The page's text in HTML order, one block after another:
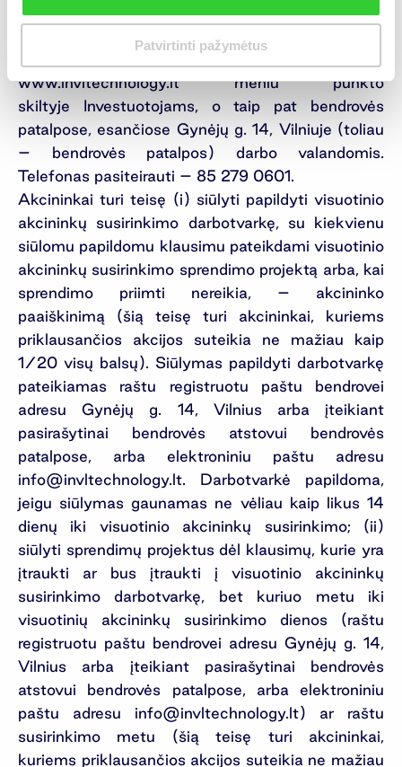
Patvirtinti pažymėtus
susirinkimui, ir kita informacija, susijusia su
akcininko teisių įgyvendinimu, akcininkai gali
susipažinti bendrovės interneto svetainėje
www.invltechnology.lt meniu punkto
skiltyje Investuotojams, o taip pat bendrovės
patalpose, esančiose Gynėjų g. 14, Vilniuje (toliau
– bendrovės patalpos) darbo valandomis.
Telefonas pasiteirauti – 85 279 0601.
Akcininkai turi teisę (i) siūlyti papildyti visuotinio
akcininkų susirinkimo darbotvarkę, su kiekvienu
siūlomu papildomu klausimu pateikdami visuotinio
akcininkų susirinkimo sprendimo projektą arba, kai
sprendimo priimti nereikia, – akcininko
paaiškinimą (šią teisę turi akcininkai, kuriems
priklausančios akcijos suteikia ne mažiau kaip
1/20 visų balsų). Siūlymas papildyti darbotvarkę
pateikiamas raštu registruotu paštu bendrovei
adresu Gynėjų g. 14, Vilnius arba įteikiant
pasirašytinai bendrovės atstovui bendrovės
patalpose, arba elektroniniu paštu adresu
info@invltechnology.lt. Darbotvarkė papildoma,
jeigu siūlymas gaunamas ne vėliau kaip likus 14
dienų iki visuotinio akcininkų susirinkimo; (ii)
siūlyti sprendimų projektus dėl klausimų, kurie yra
įtraukti ar bus įtraukti į visuotinio akcininkų
susirinkimo darbotvarkę, bet kuriuo metu iki
visuotinių akcininkų susirinkimo dienos (raštu
registruotu paštu bendrovei adresu Gynėjų g. 14,
Vilnius arba įteikiant pasirašytinai bendrovės
atstovui bendrovės patalpose, arba elektroniniu
paštu adresu info@invltechnology.lt) ar raštu
susirinkimo metu (šią teisę turi akcininkai,
kuriems priklausančios akcijos suteikia ne mažiau